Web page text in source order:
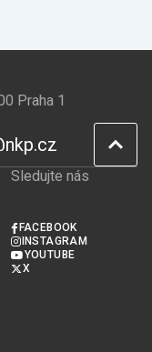
Praha 1
Sledujte nás
FACEBOOK
INSTAGRAM
YOUTUBE
X